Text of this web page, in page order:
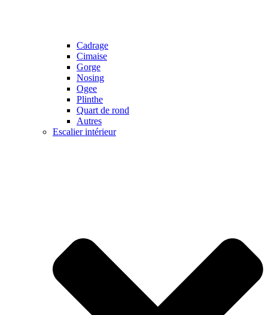
Cadrage
Cimaise
Gorge
Nosing
Ogee
Plinthe
Quart de rond
Autres
Escalier intérieur